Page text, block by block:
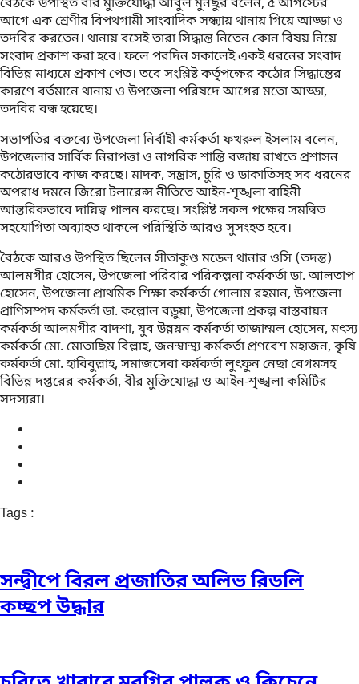
বৈঠকে উপস্থিত বীর মুক্তিযোদ্ধা আবুল মুনছুর বলেন, ৫ আগস্টের
আগে এক শ্রেণীর বিপথগামী সাংবাদিক সন্ধ্যায় থানায় গিয়ে আড্ডা ও
তদবির করতেন। থানায় বসেই তারা সিদ্ধান্ত নিতেন কোন বিষয় নিয়ে
সংবাদ প্রকাশ করা হবে। ফলে পরদিন সকালেই একই ধরনের সংবাদ
বিভিন্ন মাধ্যমে প্রকাশ পেত। তবে সংশ্লিষ্ট কর্তৃপক্ষের কঠোর সিদ্ধান্তের
কারণে বর্তমানে থানায় ও উপজেলা পরিষদে আগের মতো আড্ডা,
তদবির বন্ধ হয়েছে।
সভাপতির বক্তব্যে উপজেলা নির্বাহী কর্মকর্তা ফখরুল ইসলাম বলেন,
উপজেলার সার্বিক নিরাপত্তা ও নাগরিক শান্তি বজায় রাখতে প্রশাসন
কঠোরভাবে কাজ করছে। মাদক, সন্ত্রাস, চুরি ও ডাকাতিসহ সব ধরনের
অপরাধ দমনে জিরো টলারেন্স নীতিতে আইন-শৃঙ্খলা বাহিনী
আন্তরিকভাবে দায়িত্ব পালন করছে। সংশ্লিষ্ট সকল পক্ষের সমন্বিত
সহযোগিতা অব্যাহত থাকলে পরিস্থিতি আরও সুসংহত হবে।
বৈঠকে আরও উপস্থিত ছিলেন সীতাকুণ্ড মডেল থানার ওসি (তদন্ত)
আলমগীর হোসেন, উপজেলা পরিবার পরিকল্পনা কর্মকর্তা ডা. আলতাপ
হোসেন, উপজেলা প্রাথমিক শিক্ষা কর্মকর্তা গোলাম রহমান, উপজেলা
প্রাণিসম্পদ কর্মকর্তা ডা. কল্লোল বড়ুয়া, উপজেলা প্রকল্প বাস্তবায়ন
কর্মকর্তা আলমগীর বাদশা, যুব উন্নয়ন কর্মকর্তা তাজাম্মল হোসেন, মৎস্য
কর্মকর্তা মো. মোতাছিম বিল্লাহ, জনস্বাস্থ্য কর্মকর্তা প্রণবেশ মহাজন, কৃষি
কর্মকর্তা মো. হাবিবুল্লাহ, সমাজসেবা কর্মকর্তা লুৎফুন নেছা বেগমসহ
বিভিন্ন দপ্তরের কর্মকর্তা, বীর মুক্তিযোদ্ধা ও আইন-শৃঙ্খলা কমিটির
সদস্যরা।
Tags :
সন্দ্বীপে বিরল প্রজাতির অলিভ রিডলি
কচ্ছপ উদ্ধার